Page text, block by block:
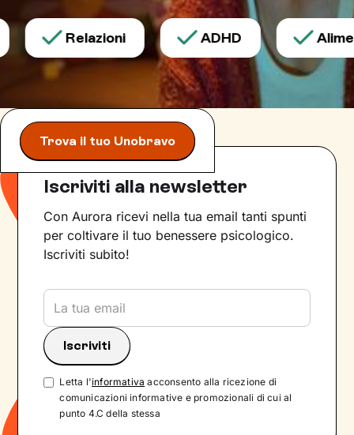
Relazioni ADHD
Trova il tuo Unobravo
Iscriviti alla newsletter
Con Aurora ricevi nella tua email tanti spunti
per coltivare il tuo benessere psicologico.
Iscriviti subito!
Letta l'informativa acconsento alla ricezione di
comunicazioni informative e promozionali di cui al
punto 4.C della stessa